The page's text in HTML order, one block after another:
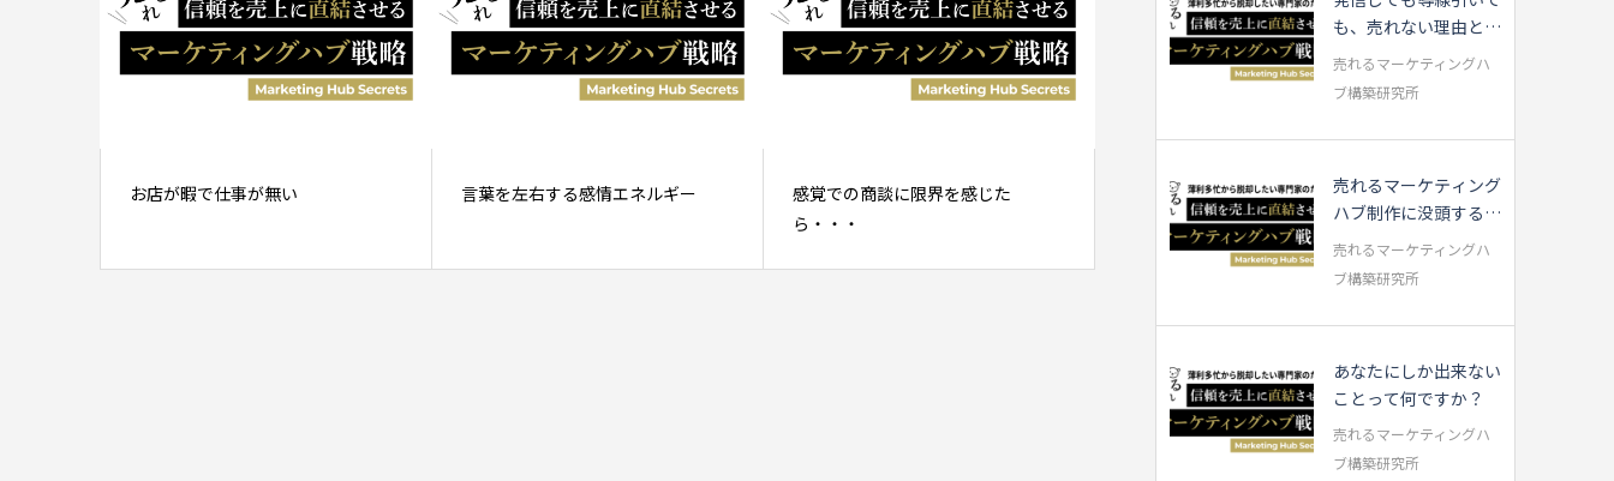
お店が暇で仕事が無い 言葉を左右する感情エネルギー
感覚での商談に限界を感じた
ら・・・
も、売れない理由と
は？成果につな...
売れるマーケティングハ
ブ構築研究所
売れるマーケティング
ハブ制作に没頭する中
で・・・
売れるマーケティングハ
ブ構築研究所
あなたにしか出来ない
ことって何ですか？
売れるマーケティングハ
ブ構築研究所